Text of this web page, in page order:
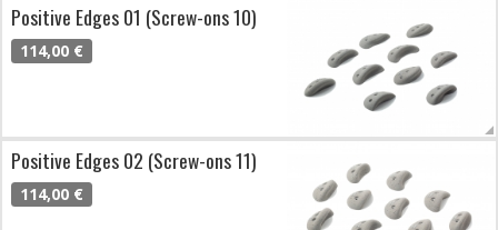
Positive Edges 01 (Screw-ons 10)
114,00 €
Positive Edges 02 (Screw-ons 11)
114,00 €